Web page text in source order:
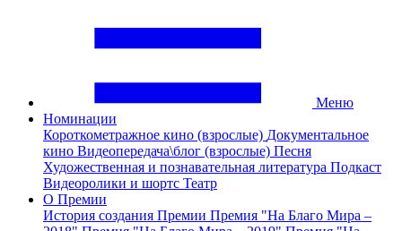
Меню
Номинации
Короткометражное кино (взрослые) Документальное
кино Видеопередача\блог (взрослые) Песня
Художественная и познавательная литература Подкаст
Видеоролики и шортс Театр
О Премии
История создания Премии Премия "На Благо Мира –